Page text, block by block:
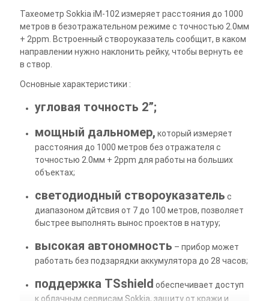
Тахеометр Sokkia iM-102 измеряет расстояния до 1000
метров в безотражательном режиме с точностью 2.0мм
+ 2ppm. Встроенный створоуказатель сообщит, в каком
направлении нужно наклонить рейку, чтобы вернуть ее
в створ.
Основные характеристики :
угловая точность 2”;
мощный дальномер, который измеряет
расстояния до 1000 метров без отражателя с
точностью 2.0мм + 2ppm для работы на больших
объектах;
светодиодный створоуказатель с
диапазоном дйтсвия от 7 до 100 метров, позволяет
быстрее выполнять вынос проектов в натуру;
высокая автономность – прибор может
работать без подзарядки аккумулятора до 28 часов;
поддержка TSshield обеспечивает доступ
к облачным сервисам Sokkia, защиту от кражи и